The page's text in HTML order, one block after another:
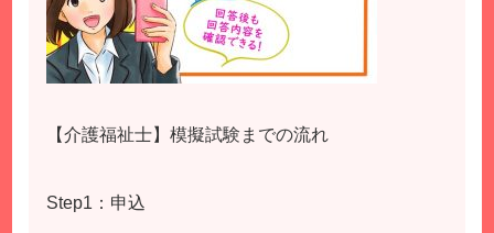
【介護福祉士】模擬試験までの流れ
Step1：申込